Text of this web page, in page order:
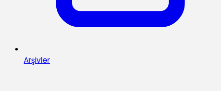
Arşivler